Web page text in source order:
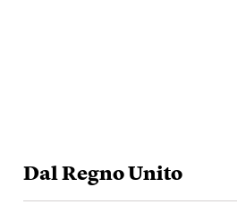
Dal Regno Unito